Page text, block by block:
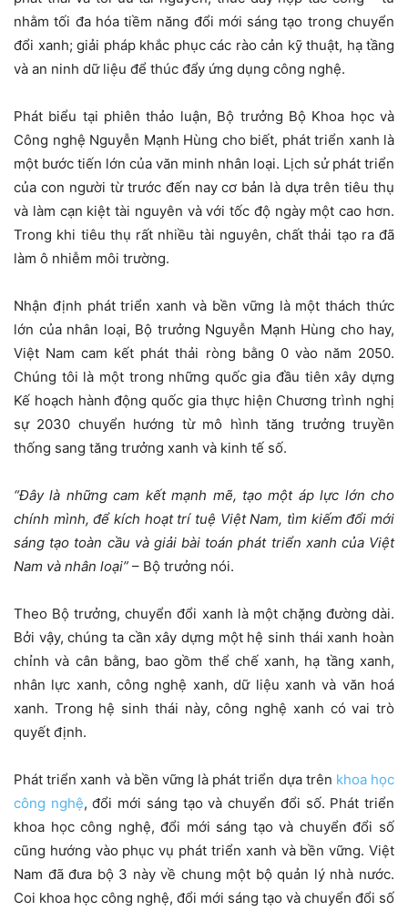
nhằm tối đa hóa tiềm năng đổi mới sáng tạo trong chuyển
đổi xanh; giải pháp khắc phục các rào cản kỹ thuật, hạ tầng
và an ninh dữ liệu để thúc đẩy ứng dụng công nghệ.
Phát biểu tại phiên thảo luận, Bộ trưởng Bộ Khoa học và
Công nghệ Nguyễn Mạnh Hùng cho biết, phát triển xanh là
một bước tiến lớn của văn minh nhân loại. Lịch sử phát triển
của con người từ trước đến nay cơ bản là dựa trên tiêu thụ
và làm cạn kiệt tài nguyên và với tốc độ ngày một cao hơn.
Trong khi tiêu thụ rất nhiều tài nguyên, chất thải tạo ra đã
làm ô nhiễm môi trường.
Nhận định phát triển xanh và bền vững là một thách thức
lớn của nhân loại, Bộ trưởng Nguyễn Mạnh Hùng cho hay,
Việt Nam cam kết phát thải ròng bằng 0 vào năm 2050.
Chúng tôi là một trong những quốc gia đầu tiên xây dựng
Kế hoạch hành động quốc gia thực hiện Chương trình nghị
sự 2030 chuyển hướng từ mô hình tăng trưởng truyền
thống sang tăng trưởng xanh và kinh tế số.
“Đây là những cam kết mạnh mẽ, tạo một áp lực lớn cho
chính mình, để kích hoạt trí tuệ Việt Nam, tìm kiếm đổi mới
sáng tạo toàn cầu và giải bài toán phát triển xanh của Việt
Nam và nhân loại” – Bộ trưởng nói.
Theo Bộ trưởng, chuyển đổi xanh là một chặng đường dài.
Bởi vậy, chúng ta cần xây dựng một hệ sinh thái xanh hoàn
chỉnh và cân bằng, bao gồm thể chế xanh, hạ tầng xanh,
nhân lực xanh, công nghệ xanh, dữ liệu xanh và văn hoá
xanh. Trong hệ sinh thái này, công nghệ xanh có vai trò
quyết định.
Phát triển xanh và bền vững là phát triển dựa trên khoa học
công nghệ, đổi mới sáng tạo và chuyển đổi số. Phát triển
khoa học công nghệ, đổi mới sáng tạo và chuyển đổi số
cũng hướng vào phục vụ phát triển xanh và bền vững. Việt
Nam đã đưa bộ 3 này về chung một bộ quản lý nhà nước.
Coi khoa học công nghệ, đổi mới sáng tạo và chuyển đổi số